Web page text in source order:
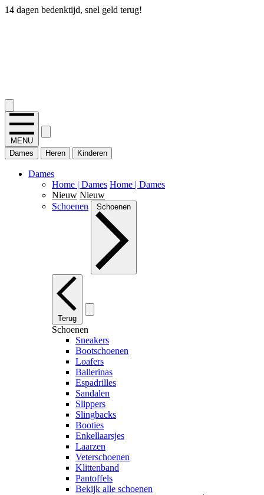
14 dagen bedenktijd, snel geld terug!
MENU
Dames
Heren Kinderen
Dames
Home | Dames Home | Dames
Nieuw Nieuw
Schoenen
Schoenen
Terug
Schoenen
Sneakers
Bootschoenen
Loafers
Ballerinas
Espadrilles
Sandalen
Slippers
Slingbacks
Booties
Enkellaarsjes
Laarzen
Veterschoenen
Klittenband
Pantoffels
Bekijk alle schoenen